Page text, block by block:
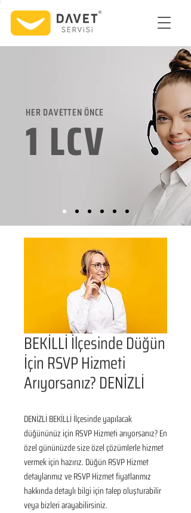
HER DAVETTEN ÖNCE
1 LCV
BEKİLLİ İlçesinde Düğün
İçin RSVP Hizmeti
Arıyorsanız? DENİZLİ
DENİZLİ BEKİLLİ İlçesinde yapılacak
düğününüz için RSVP Hizmeti arıyorsanız? En
özel gününüzde size özel çözümlerle hizmet
vermek için hazırız. Düğün RSVP Hizmet
detaylarımız ve RSVP Hizmet fiyatlarımız
hakkında detaylı bilgi için talep oluşturabilir
veya bizleri arayabilirsiniz.